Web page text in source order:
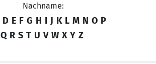
Nachname:
D E F G H I J K L M N O P
Q R S T U V W X Y Z